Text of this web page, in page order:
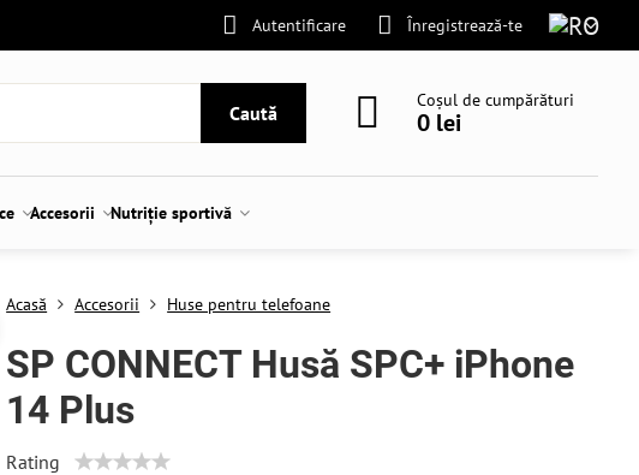
Autentificare Înregistrează-te
Caută
Coșul de cumpărături
0 lei
Accesorii Nutriție sportivă
Acasă Accesorii Huse pentru telefoane
SP CONNECT Husă SPC+ iPhone
14 Plus
Rating